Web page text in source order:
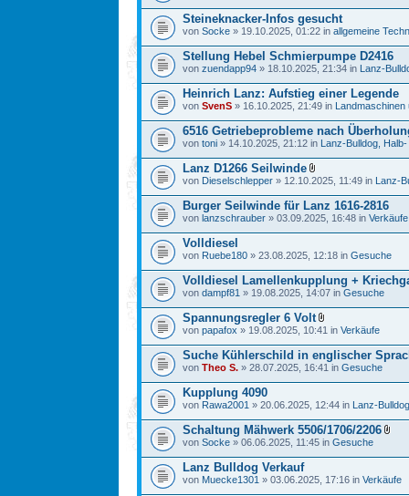
Steineknacker-Infos gesucht
von Socke » 19.10.2025, 01:22 in allgemeine
Stellung Hebel Schmierpumpe D2416
von zuendapp94 » 18.10.2025, 21:34 in Lanz-
Heinrich Lanz: Aufstieg einer Legende
von SvenS » 16.10.2025, 21:49 in Landmaschinen
6516 Getriebeprobleme nach
von toni » 14.10.2025, 21:12 in Lanz-Bulldog,
Lanz D1266 Seilwinde
von Dieselschlepper » 12.10.2025, 11:49 in Lanz-
Burger Seilwinde für Lanz 1616-2816
von lanzschrauber » 03.09.2025, 16:48 in Verkäufe
Volldiesel
von Ruebe180 » 23.08.2025, 12:18 in Gesuche
Volldiesel Lamellenkupplung +
von dampf81 » 19.08.2025, 14:07 in Gesuche
Spannungsregler 6 Volt
von papafox » 19.08.2025, 10:41 in Verkäufe
Suche Kühlerschild in englischer
von Theo S. » 28.07.2025, 16:41 in Gesuche
Kupplung 4090
von Rawa2001 » 20.06.2025, 12:44 in Lanz-
Schaltung Mähwerk 5506/1706/2206
von Socke » 06.06.2025, 11:45 in Gesuche
Lanz Bulldog Verkauf
von Muecke1301 » 03.06.2025, 17:16 in Verkäufe